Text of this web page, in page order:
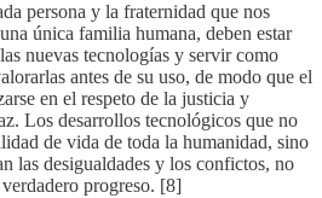
persona y la fraternidad que nos
única familia humana, deben estar
nuevas tecnologías y servir como
antes de su uso, de modo que el
en el respeto de la justicia y
Los desarrollos tecnológicos que no
de vida de toda la humanidad, sino
las desigualdades y los confictos, no
progreso. [8]